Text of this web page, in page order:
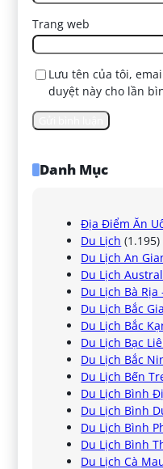
Trang web
Lưu tên của tôi,
duyệt này cho lần
Danh Mục
Địa Điểm Ăn
Du Lịch (1.195)
Du Lịch An
Du Lịch
Du Lịch Bà Rịa
Du Lịch Bắc
Du Lịch Bắc
Du Lịch Bạc
Du Lịch Bắc
Du Lịch Bến
Du Lịch Bình
Du Lịch Bình
Du Lịch Bình
Du Lịch Bình
Du Lịch Cà